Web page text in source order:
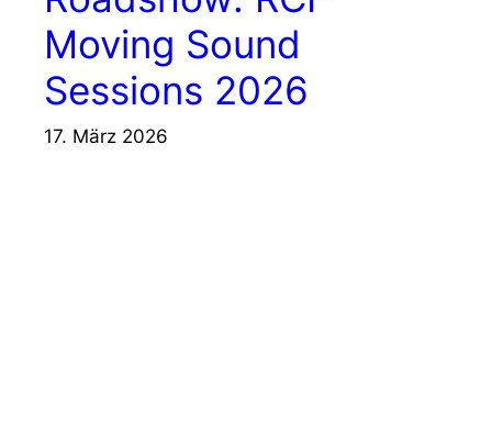
Moving Sound
Sessions 2026
17. März 2026